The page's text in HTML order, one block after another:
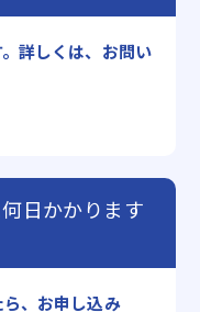
詳しくは、お問い
日かかります
、お申し込み